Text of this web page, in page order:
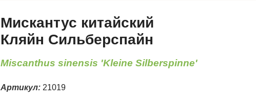
Мискантус китайский
Кляйн Сильберспайн
Miscanthus sinensis 'Kleine Silberspinne'
Артикул: 21019